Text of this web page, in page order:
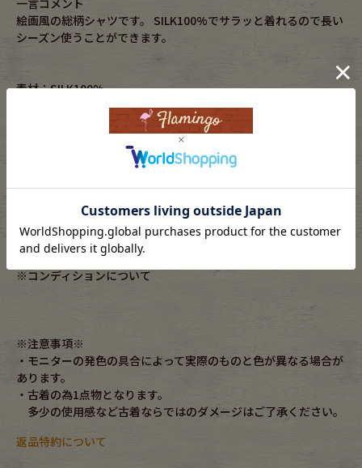
FAFATT
一言コメント
絵画風の総柄シャツです。 SILK100%でサラッと着れるので長い
シーズン使うことができます。
素材：SILK100%
ゆき丈：-cm
コンディション：B
※コンディションについて
※注意事項※
・モニターの発色の具合によって実際のものと色が異なる場合が
あります。
・古着の為1点物となります。
多少の使用感など古着ならではのダメージはご了承ください。
返品特約について